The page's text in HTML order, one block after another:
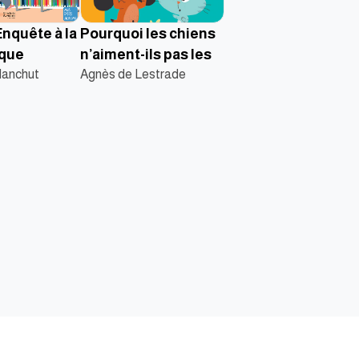
Pourquoi les chiens
n’aiment-ils pas les
chats ?
Agnès de Lestrade
à la